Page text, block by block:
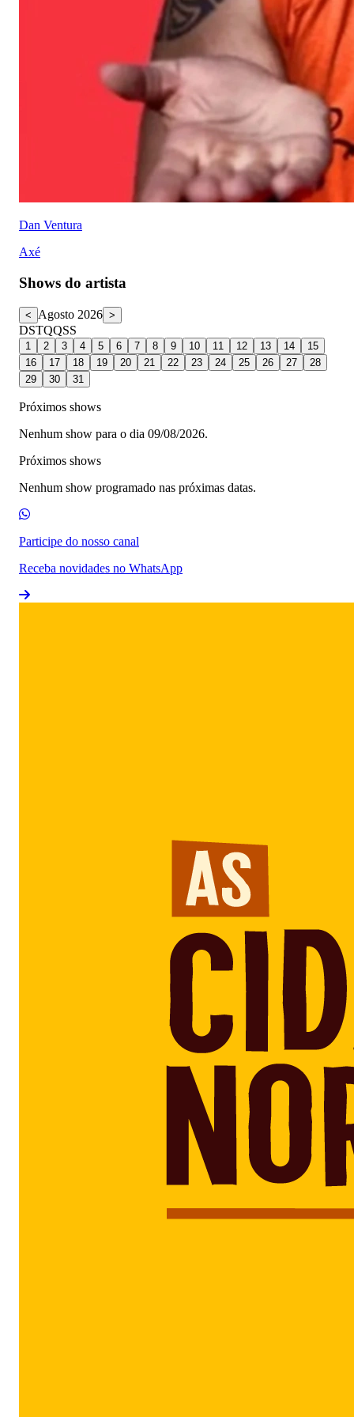
Dan Ventura
Axé
Shows do artista
< Agosto 2026 >
DSTQQSS
1 2 3 4 5 6 7 8 9 10 11 12 13 14
15
16
17 18 19 20 21 22 23 24 25 26 27
28
29
30 31
Próximos shows
Nenhum show para o dia 09/08/2026.
Próximos shows
Nenhum show programado nas próximas datas.
Participe do nosso canal
Receba novidades no WhatsApp